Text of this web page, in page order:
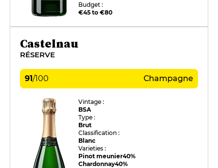
Budget :
€45 to €80
Castelnau
RÉSERVE
91/100 Champagne
Vintage :
BSA
Type :
Brut
Classification :
Blanc
Varieties :
Pinot meunier40%
Chardonnay40%